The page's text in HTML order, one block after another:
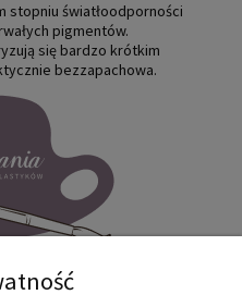
stopniu światłoodporności
pigmentów.
się bardzo krótkim
bezzapachowa.